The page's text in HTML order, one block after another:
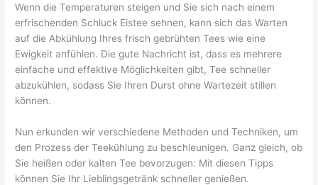
Wenn die Temperaturen steigen und Sie sich nach einem
erfrischenden Schluck Eistee sehnen, kann sich das Warten
auf die Abkühlung Ihres frisch gebrühten Tees wie eine
Ewigkeit anfühlen. Die gute Nachricht ist, dass es mehrere
einfache und effektive Möglichkeiten gibt, Tee schneller
abzukühlen, sodass Sie Ihren Durst ohne Wartezeit stillen
können.
Nun erkunden wir verschiedene Methoden und Techniken, um
den Prozess der Teekühlung zu beschleunigen. Ganz gleich, ob
Sie heißen oder kalten Tee bevorzugen: Mit diesen Tipps
können Sie Ihr Lieblingsgetränk schneller genießen.